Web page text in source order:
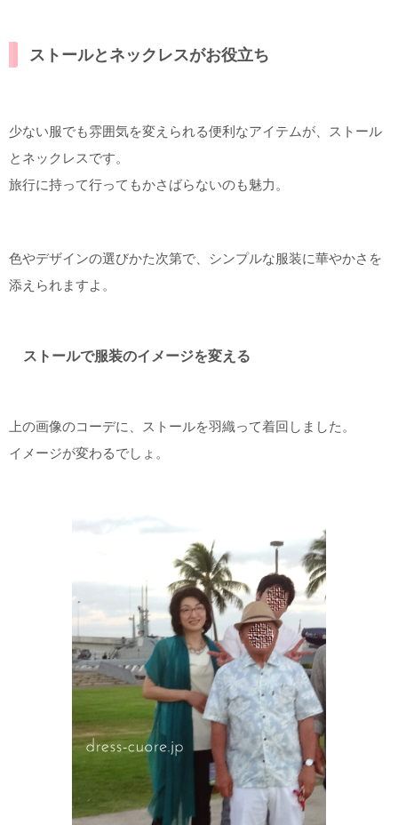
ストールとネックレスがお役立ち
少ない服でも雰囲気を変えられる便利なアイテムが、ストール
とネックレスです。
旅行に持って行ってもかさばらないのも魅力。
色やデザインの選びかた次第で、シンプルな服装に華やかさを
添えられますよ。
ストールで服装のイメージを変える
上の画像のコーデに、ストールを羽織って着回しました。
イメージが変わるでしょ。